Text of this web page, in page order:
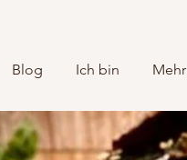
Blog Ich bin Mehr